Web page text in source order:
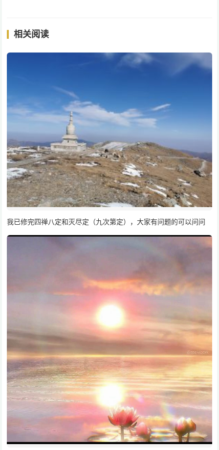
相关阅读
我已修完四禅八定和灭尽定（九次第定），大家有问题的可以问问